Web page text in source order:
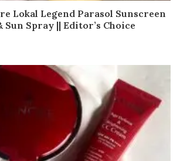
Lokal Legend Parasol Sunscreen
Sun Spray || Editor’s Choice